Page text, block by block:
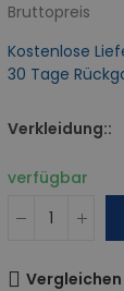
Bruttopreis
Kostenlose
30 Tage
Verkleidung:
verfügbar
Vergleichen